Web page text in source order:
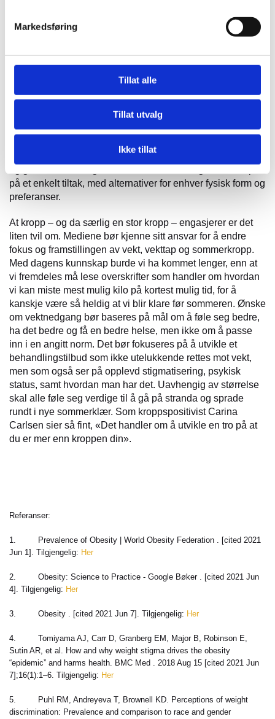
Markedsføring
Tillat alle
Tillat utvalg
Ikke tillat
suksess. Man kan ikke tenke «one size fits all» i
behandlingstilbudet, da vil svært mange falle utenfor. For
Helseinnovasjonssenteret bør jobbe mer utadvendt og
helsetjenestene. Helseinnovasjonssenteret kan være et
bindeledd mellom kommunene, frivilligheten og
innbyggere i arbeidet med en bedre folkehelse. Et viktig
forebygging og gjøre det enkelt og fristende med aktivitet
på et enkelt tiltak, med alternativer for enhver fysisk form og
preferanser.
At kropp – og da særlig en stor kropp – engasjerer er det
liten tvil om. Mediene bør kjenne sitt ansvar for å endre
fokus og framstillingen av vekt, vekttap og sommerkropp.
Med dagens kunnskap burde vi ha kommet lenger, enn at
vi fremdeles må lese overskrifter som handler om hvordan
vi kan miste mest mulig kilo på kortest mulig tid, for å
kanskje være så heldig at vi blir klare før sommeren. Ønske
om vektnedgang bør baseres på mål om å føle seg bedre,
ha det bedre og få en bedre helse, men ikke om å passe
inn i en angitt norm. Det bør fokuseres på å utvikle et
behandlingstilbud som ikke utelukkende rettes mot vekt,
men som også ser på opplevd stigmatisering, psykisk
status, samt hvordan man har det. Uavhengig av størrelse
skal alle føle seg verdige til å gå på stranda og sprade
rundt i nye sommerklær. Som kroppspositivist Carina
Carlsen sier så fint, «Det handler om å utvikle en tro på at
du er mer enn kroppen din».
Referanser:
1. Prevalence of Obesity | World Obesity Federation . [cited 2021
Jun 1]. Tilgjengelig: Her
2. Obesity: Science to Practice - Google Bøker . [cited 2021 Jun
4]. Tilgjengelig: Her
3. Obesity . [cited 2021 Jun 7]. Tilgjengelig: Her
4. Tomiyama AJ, Carr D, Granberg EM, Major B, Robinson E,
Sutin AR, et al. How and why weight stigma drives the obesity
“epidemic” and harms health. BMC Med . 2018 Aug 15 [cited 2021 Jun
7];16(1):1–6. Tilgjengelig: Her
5. Puhl RM, Andreyeva T, Brownell KD. Perceptions of weight
discrimination: Prevalence and comparison to race and gender